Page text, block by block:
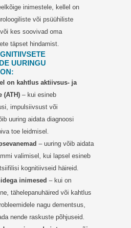
inimestele, kellel on
või psüühiliste
kes soovivad oma
täpset hindamist.
UURINGU
on kahtlus aktiivsus- ja
(ATH) – kui esineb
impulsiivsust või
uuring aidata diagnoosi
toe leidmisel.
– uuring võib aidata
valimisel, kui lapsel esineb
kognitiivseid häireid.
inimesed – kui on
tähelepanuhäired või kahtlus
nagu dementsus,
nende raskuste põhjuseid.